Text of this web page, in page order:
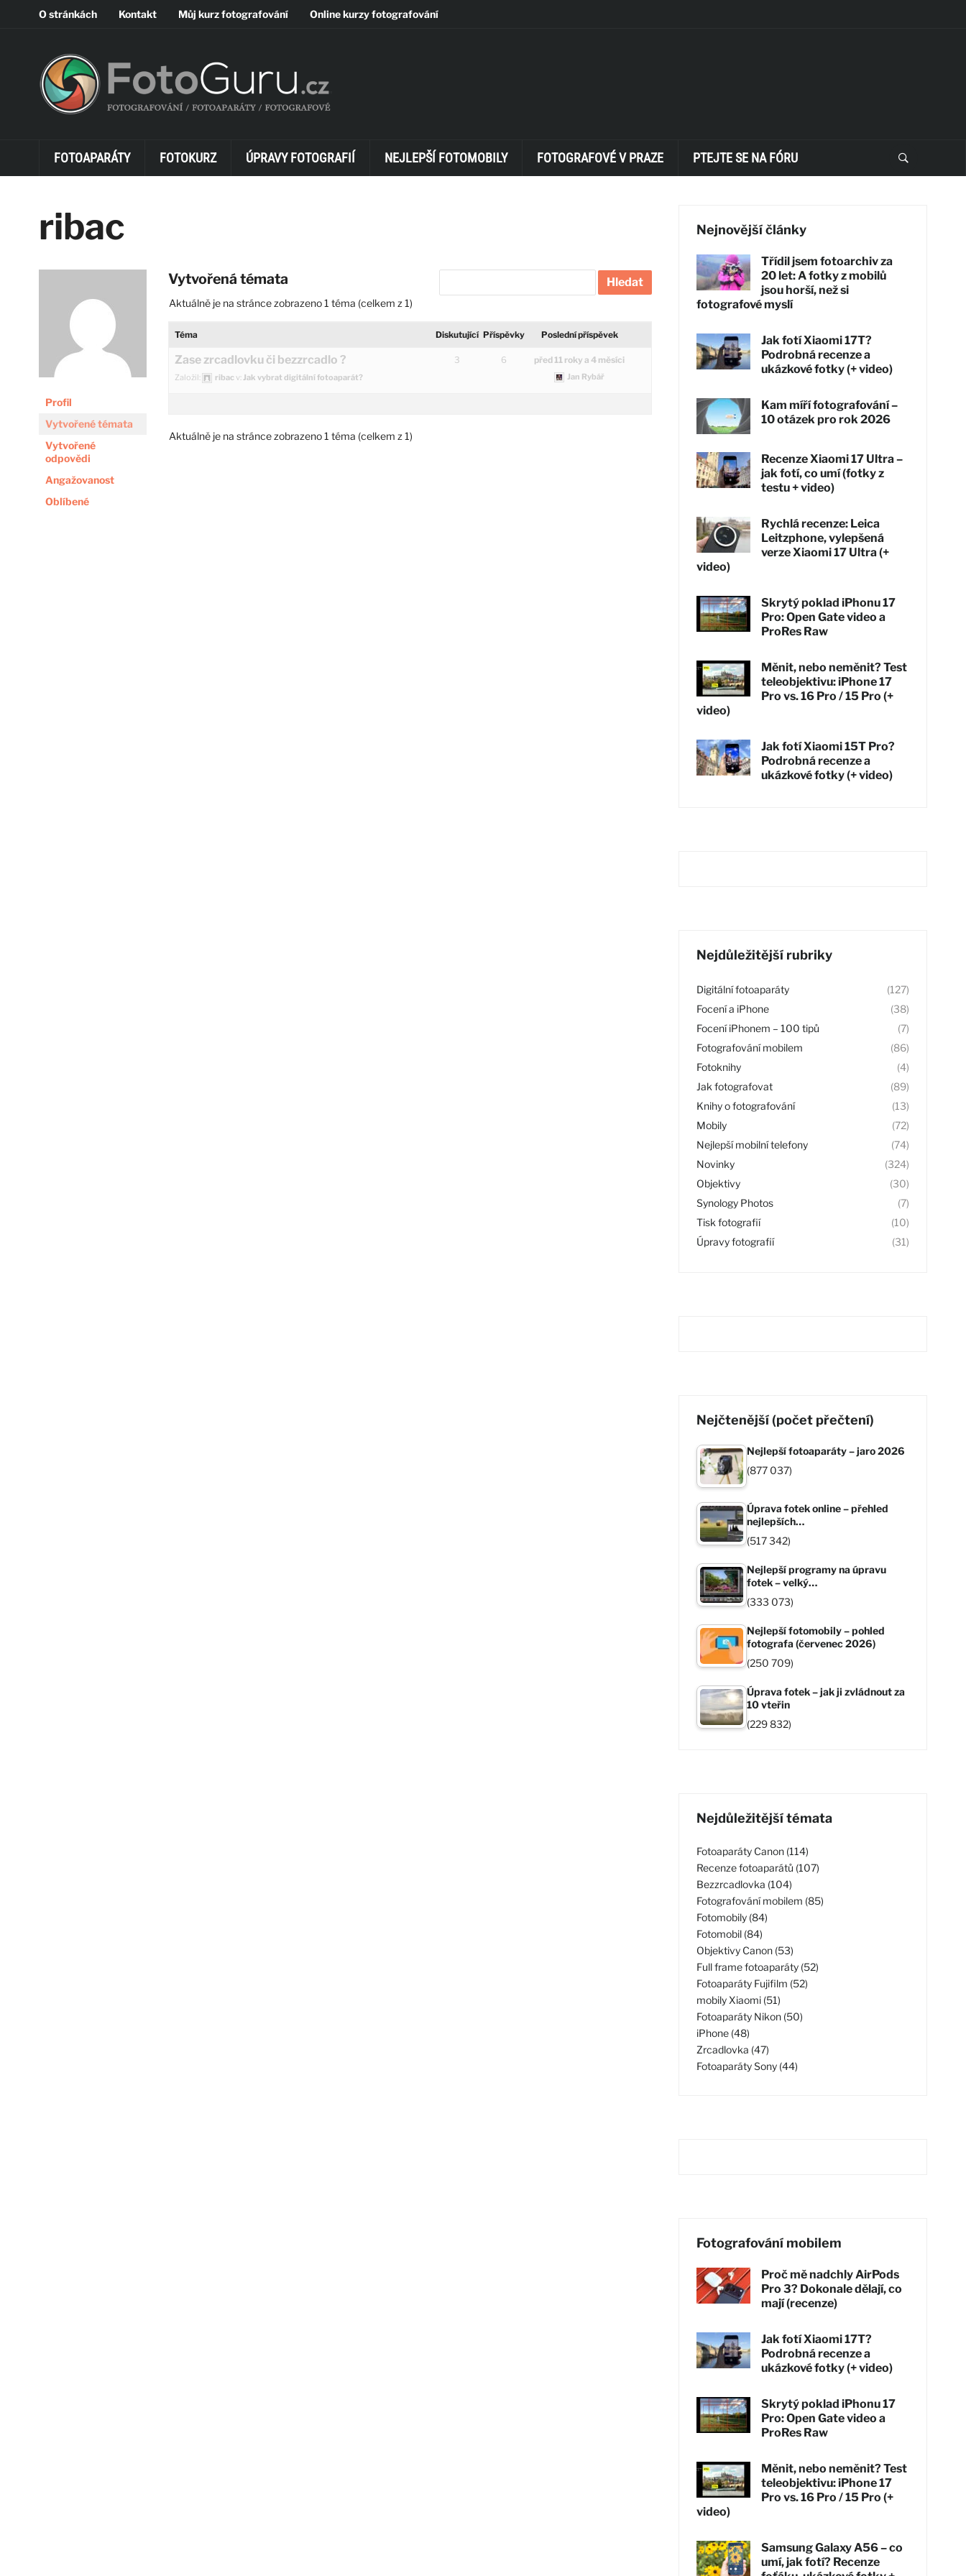
O stránkách Kontakt Můj kurz fotografování Online kurzy fotografování
FOTOAPARÁTY FOTOKURZ ÚPRAVY FOTOGRAFIÍ NEJLEPŠÍ FOTOMOBILY FOTOGRAFOVÉ V PRAZE PTEJTE SE NA FÓRU
ribac
Profil
Vytvořené témata
Vytvořené
odpovědi
Angažovanost
Oblíbené
Vytvořená témata
Aktuálně je na stránce zobrazeno 1 téma (celkem z 1)
Téma Diskutující Příspěvky Poslední příspěvek
Zase zrcadlovku či bezzrcadlo ?
Založil: ribac v:Jak vybrat digitální fotoaparát?
3 6 před 11 roky a 4 měsíci
Jan Rybář
Aktuálně je na stránce zobrazeno 1 téma (celkem z 1)
Nejnovější články
Třídil jsem fotoarchiv za
20 let: A fotky z mobilů
jsou horší, než si
fotografové myslí
Jak fotí Xiaomi 17T?
Podrobná recenze a
ukázkové fotky (+ video)
Kam míří fotografování –
10 otázek pro rok 2026
Recenze Xiaomi 17 Ultra –
jak fotí, co umí (fotky z
testu + video)
Rychlá recenze: Leica
Leitzphone, vylepšená
verze Xiaomi 17 Ultra (+
video)
Skrytý poklad iPhonu 17
Pro: Open Gate video a
ProRes Raw
Měnit, nebo neměnit? Test
teleobjektivu: iPhone 17
Pro vs. 16 Pro / 15 Pro (+
video)
Jak fotí Xiaomi 15T Pro?
Podrobná recenze a
ukázkové fotky (+ video)
Nejdůležitější rubriky
Digitální fotoaparáty
(127)
Focení a iPhone
(38)
Focení iPhonem – 100 tipů
(7)
Fotografování mobilem
(86)
Fotoknihy
(4)
Jak fotografovat
(89)
Knihy o fotografování
(13)
Mobily
(72)
Nejlepší mobilní telefony
(74)
Novinky
(324)
Objektivy
(30)
Synology Photos
(7)
Tisk fotografií
(10)
Úpravy fotografií
(31)
Nejčtenější (počet přečtení)
Nejlepší fotoaparáty – jaro 2026
(877 037)
Úprava fotek online – přehled
nejlepších…
(517 342)
Nejlepší programy na úpravu
fotek – velký…
(333 073)
Nejlepší fotomobily – pohled
fotografa (červenec 2026)
(250 709)
Úprava fotek – jak ji zvládnout za
10 vteřin
(229 832)
Nejdůležitější témata
Fotoaparáty Canon (114)
Recenze fotoaparátů (107)
Bezzrcadlovka (104)
Fotografování mobilem (85)
Fotomobily (84)
Fotomobil (84)
Objektivy Canon (53)
Full frame fotoaparáty (52)
Fotoaparáty Fujifilm (52)
mobily Xiaomi (51)
Fotoaparáty Nikon (50)
iPhone (48)
Zrcadlovka (47)
Fotoaparáty Sony (44)
Fotografování mobilem
Proč mě nadchly AirPods
Pro 3? Dokonale dělají, co
mají (recenze)
Jak fotí Xiaomi 17T?
Podrobná recenze a
ukázkové fotky (+ video)
Skrytý poklad iPhonu 17
Pro: Open Gate video a
ProRes Raw
Měnit, nebo neměnit? Test
teleobjektivu: iPhone 17
Pro vs. 16 Pro / 15 Pro (+
video)
Samsung Galaxy A56 – co
umí, jak fotí? Recenze